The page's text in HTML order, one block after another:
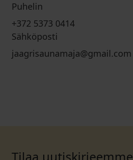
Puhelin
+372 5373 0414
Sähköposti
jaagrisaunamaja@gmail.com
Tilaa uutiskirjeemme